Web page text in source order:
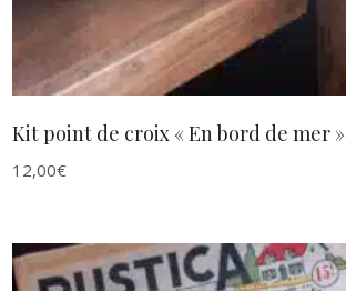
Kit point de croix « En bord de mer »
12,00€